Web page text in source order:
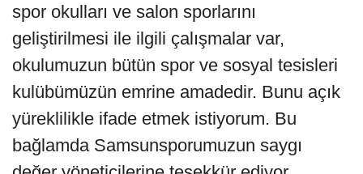
spor okulları ve salon sporlarını
geliştirilmesi ile ilgili çalışmalar var,
okulumuzun bütün spor ve sosyal tesisleri
kulübümüzün emrine amadedir. Bunu açık
yüreklilikle ifade etmek istiyorum. Bu
bağlamda Samsunsporumuzun saygı